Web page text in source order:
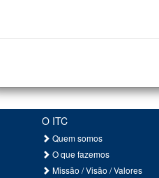
O ITC
Quem somos
O que fazemos
Missão / Visão / Valores